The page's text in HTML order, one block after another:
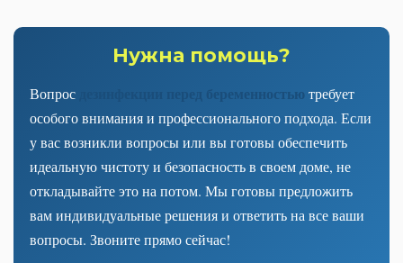
Нужна помощь?
Вопрос дезинфекции перед беременностью требует
особого внимания и профессионального подхода. Если
у вас возникли вопросы или вы готовы обеспечить
идеальную чистоту и безопасность в своем доме, не
откладывайте это на потом. Мы готовы предложить
вам индивидуальные решения и ответить на все ваши
вопросы. Звоните прямо сейчас!